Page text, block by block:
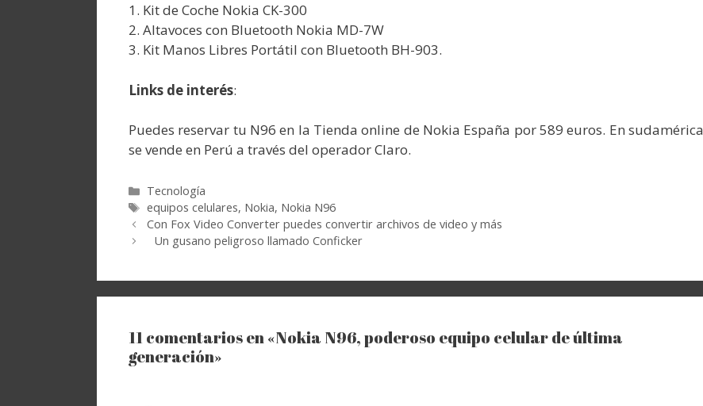
1. Kit de Coche Nokia CK-300
2. Altavoces con Bluetooth Nokia MD-7W
3. Kit Manos Libres Portátil con Bluetooth BH-903.
Links de interés:
Puedes reservar tu N96 en la Tienda online de Nokia España por 589 euros. En sudamérica
se vende en Perú a través del operador Claro.
Categorías
Tecnología
Etiquetas
equipos celulares, Nokia, Nokia N96
Con Fox Video Converter puedes convertir archivos de video y más
Un gusano peligroso llamado Conficker
11 comentarios en «Nokia N96, poderoso equipo celular de última
generación»